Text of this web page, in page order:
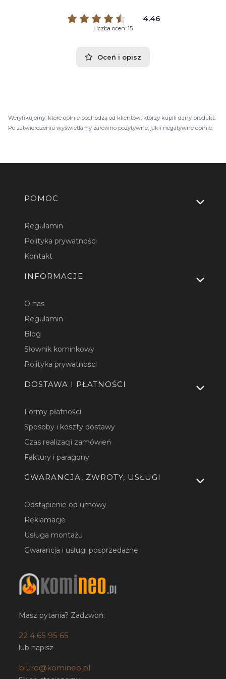
4.46
Liczba ocen: 15
Oceń i opisz
Weryfikujemy, które opinie pochodzą od klientów, którzy kupili dany produkt.
Po zatwierdzeniu wyświetlamy zarówno pozytywne, jak i negatywne opinie.
Linki w stopce
POMOC
Regulamin
Polityka prywatności
Kontakt
INFORMACJE
O nas
Regulamin
Blog
Słownik kominkowy
Polityka prywatności
DOSTAWA I PŁATNOŚCI
Formy płatności
Sposoby i koszty dostawy
Czas realizacji zamówień
Faktury i paragony
GWARANCJA, ZWROTY, USŁUGI
Odstąpienie od umowy
Reklamacje
Usługa montażu
Gwarancja i usługi posprzedażne
Masz pytania? Zadzwoń:
22 4 65 95 65
lub napisz
biuro@komineo.pl